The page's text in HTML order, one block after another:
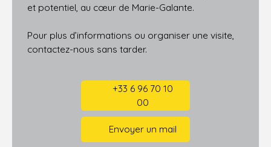
et potentiel, au cœur de Marie-Galante.
Pour plus d’informations ou organiser une visite,
contactez-nous sans tarder.
+33 6 96 70 10
00
Envoyer un mail